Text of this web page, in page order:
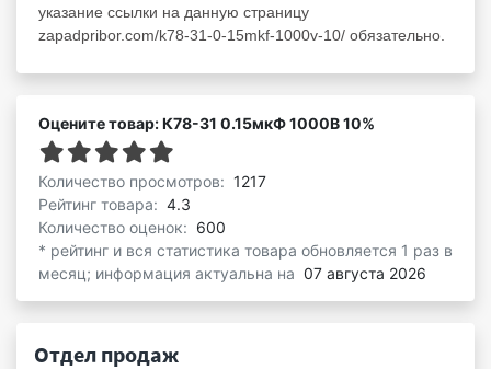
указание ссылки на данную страницу
zapadpribor.com/k78-31-0-15mkf-1000v-10/ обязательно.
Оцените товар: К78-31 0.15мкФ 1000В 10%
Количество просмотров: 1217
Рейтинг товара: 4.3
Количество оценок: 600
* рейтинг и вся статистика товара обновляется 1 раз в
месяц; информация актуальна на 07 августа 2026
Отдел продаж